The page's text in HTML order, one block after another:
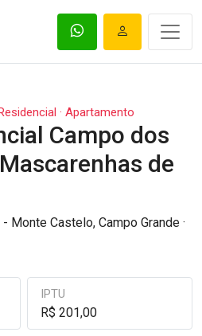
· Apartamento
Campo dos
de
Monte Castelo, Campo Grande ·
IPTU
R$ 201,00